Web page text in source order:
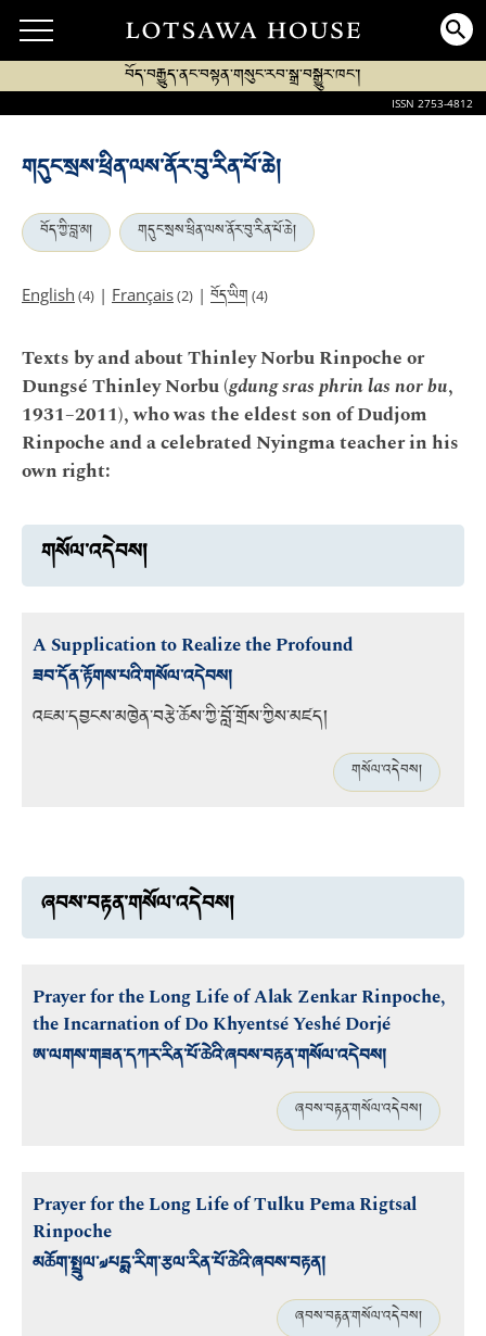
བོད་བརྒྱུད་ནང་བསྟན་གསུང་རབ་སྒྲ་བསྒྱུར་ཁང་།
ISSN 2753-4812
གདུང་སྲས་ཕྲིན་ལས་ནོར་བུ་རིན་པོ་ཆེ།
བོད་ཀྱི་བླ་མ། གདུང་སྲས་ཕྲིན་ལས་ནོར་བུ་རིན་པོ་ཆེ།
English (4) | Français(2) | བོད་ཡིག (4)
Texts by and about Thinley Norbu Rinpoche or
Dungsé Thinley Norbu (gdung sras phrin las nor bu,
1931–2011), who was the eldest son of Dudjom
Rinpoche and a celebrated Nyingma teacher in his
own right:
གསོལ་འདེབས།
A Supplication to Realize the Profound
ཟབ་དོན་རྟོགས་པའི་གསོལ་འདེབས།
འཇམ་དབྱངས་མཁྱེན་བརྩེ་ཆོས་ཀྱི་བློ་གྲོས་ཀྱིས་མཛད།
གསོལ་འདེབས།
ཞབས་བརྟན་གསོལ་འདེབས།
Prayer for the Long Life of Alak Zenkar Rinpoche,
the Incarnation of Do Khyentsé Yeshé Dorjé
ཨ་ལགས་གཟན་དཀར་རིན་པོ་ཆེའི་ཞབས་བརྟན་གསོལ་འདེབས།
ཞབས་བརྟན་གསོལ་འདེབས།
Prayer for the Long Life of Tulku Pema Rigtsal
Rinpoche
མཆོག་སྤྲུལ་༧པདྨ་རིག་རྩལ་རིན་པོ་ཆེའི་ཞབས་བརྟན།
ཞབས་བརྟན་གསོལ་འདེབས།